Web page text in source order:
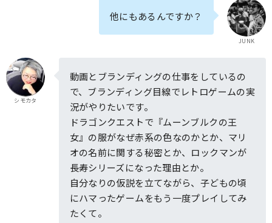
JUNK
他にもあるんですか？
シモカタ
動画とブランディングの仕事をしているの
で、ブランディング目線でレトロゲームの実
況がやりたいです。
ドラゴンクエストで『ムーンブルクの王
女』の服がなぜ赤系の色なのかとか、マリ
オの名前に関する秘密とか、ロックマンが
長寿シリーズになった理由とか。
自分なりの仮説を立てながら、子どもの頃
にハマったゲームをもう一度プレイしてみ
たくて。